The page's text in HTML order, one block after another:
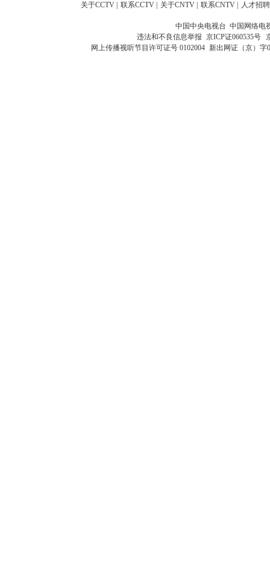
关于CCTV 联系CCTV 关于CNTV 联系CNTV 人才招聘
中国中央电视台 中国网络电
违法和不良信息举报 京ICP证060535号
网上传播视听节目许可证号 0102004 新出网证（京）